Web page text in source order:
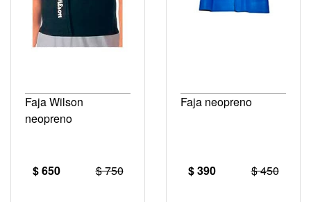
Faja Wilson
neopreno
$ 650 $ 750
Faja neopreno
$ 390 $ 450